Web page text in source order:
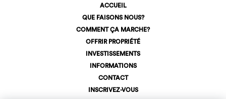
ACCUEIL
QUE FAISONS NOUS?
COMMENT ÇA MARCHE?
OFFRIR PROPRIÉTÉ
INVESTISSEMENTS
INFORMATIONS
CONTACT
INSCRIVEZ-VOUS